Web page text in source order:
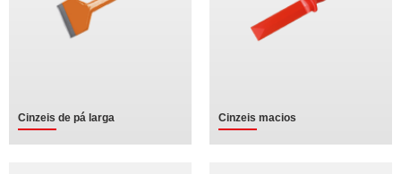
Cinzeis de pá larga Cinzeis macios